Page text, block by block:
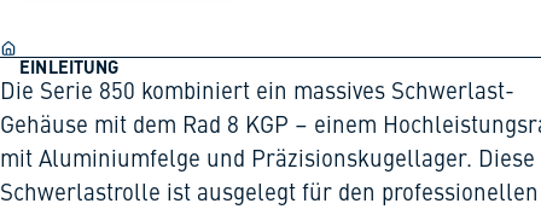
EINLEITUNG
Die Serie 850 kombiniert ein massives Schwerlast-
Gehäuse mit dem Rad 8 KGP – einem
mit Aluminiumfelge und Präzisionskugellager. Diese
Schwerlastrolle ist ausgelegt für den professionellen